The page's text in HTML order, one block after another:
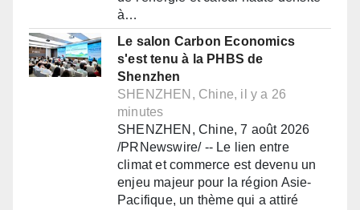
à…
Le salon Carbon Economics
s'est tenu à la PHBS de
Shenzhen
SHENZHEN, Chine, il y a 26
minutes
SHENZHEN, Chine, 7 août 2026
/PRNewswire/ -- Le lien entre
climat et commerce est devenu un
enjeu majeur pour la région Asie-
Pacifique, un thème qui a attiré